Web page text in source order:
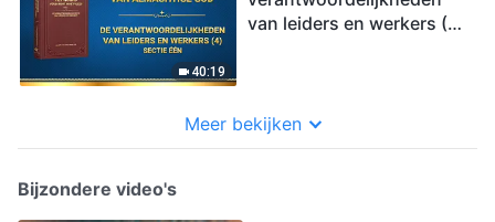
40:19
van leiders en werkers (4)’
Meer bekijken
Bijzondere video's